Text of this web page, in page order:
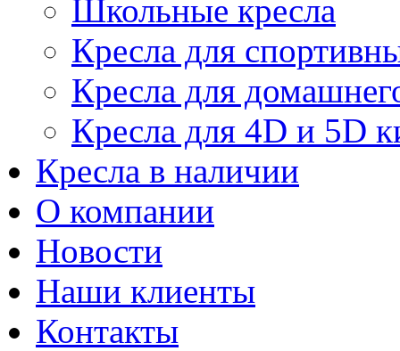
Школьные кресла
Кресла для
Кресла для
Кресла для 4D и 5D
Кресла в наличии
О компании
Новости
Наши клиенты
Контакты